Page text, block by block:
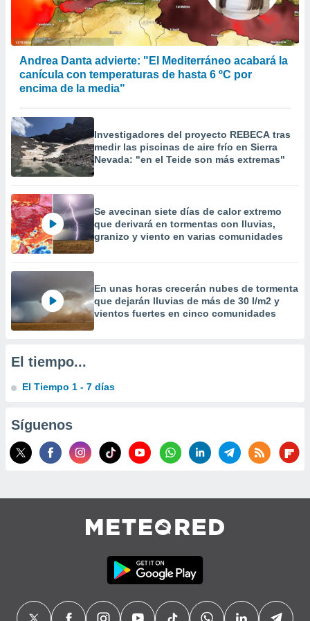
crear un
uso de
contenido
el
de
o a través
de
de
de
uso de
e
mediante
publicidad
de
Andrea Danta advierte: "El Mediterráneo acabará la
canícula con temperaturas de hasta 6 ºC por
encima de la media"
Investigadores del proyecto REBECA tras
medir las piscinas de aire frío en Sierra
Nevada: "en el Teide son más extremas"
Se avecinan siete días de calor extremo
que derivará en tormentas con lluvias,
granizo y viento en varias comunidades
En unas horas crecerán nubes de tormenta
que dejarán lluvias de más de 30 l/m2 y
vientos fuertes en cinco comunidades
El tiempo...
El Tiempo 1 - 7 días
Síguenos